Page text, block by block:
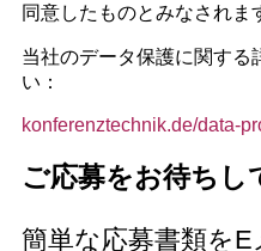
同意したものとみなされま
当社のデータ保護に関する
い：
konferenztechnik.de/data-
ご応募をお待ちし
簡単な応募書類を